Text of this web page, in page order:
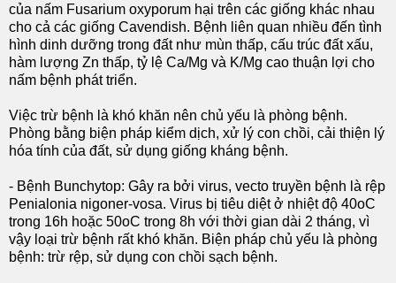
của nấm Fusarium oxyporum hại trên các giống khác nhau
cho cả các giống Cavendish. Bệnh liên quan nhiều đến tình
hình dinh dưỡng trong đất như mùn thấp, cấu trúc đất xấu,
hàm lượng Zn thấp, tỷ lệ Ca/Mg và K/Mg cao thuận lợi cho
nấm bệnh phát triển.
Việc trừ bệnh là khó khăn nên chủ yếu là phòng bệnh.
Phòng bằng biện pháp kiểm dịch, xử lý con chồi, cải thiện lý
hóa tính của đất, sử dụng giống kháng bệnh.
- Bệnh Bunchytop: Gây ra bởi virus, vecto truyền bệnh là rệp
Penialonia nigoner-vosa. Virus bị tiêu diệt ở nhiệt độ 40oC
trong 16h hoặc 50oC trong 8h với thời gian dài 2 tháng, vì
vậy loại trừ bệnh rất khó khăn. Biện pháp chủ yếu là phòng
bệnh: trừ rệp, sử dụng con chồi sạch bệnh.